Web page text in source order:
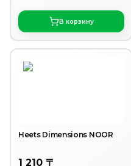
В корзину
Heets Dimensions NOOR
1 210 〒